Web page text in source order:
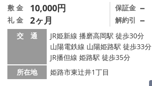
敷 金 10,000円
礼 金 2ヶ月
保証金 －
解約引 －
交 通
JR姫新線 播磨高岡駅 徒歩30分
山陽電鉄線 山陽姫路駅 徒歩33分
JR播但線 姫路駅 徒歩35分
所在地
姫路市東辻井1丁目